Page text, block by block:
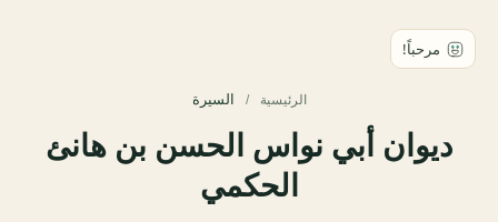
الرئيسية السيرة
ديوان أبي نواس الحسن بن هانئ
الحكمي